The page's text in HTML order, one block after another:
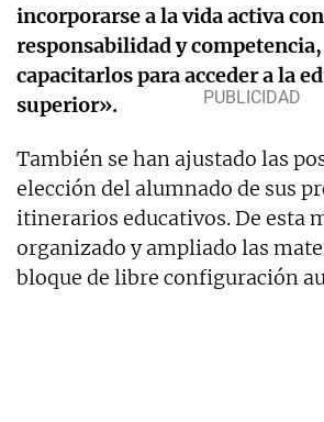
incorporarse a la vida activa con
responsabilidad y competencia,
capacitarlos para acceder a la
superior».
También se han ajustado las
elección del alumnado de sus
itinerarios educativos. De esta
organizado y ampliado las
bloque de libre configuración